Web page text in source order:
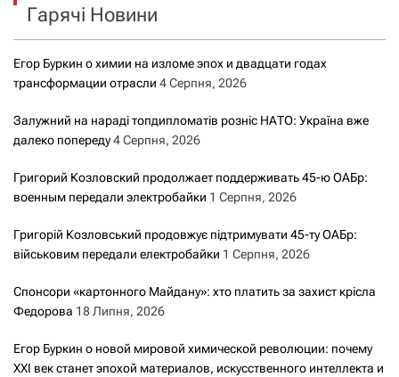
Гарячі Новини
Егор Буркин о химии на изломе эпох и двадцати годах
трансформации отрасли 4 Серпня, 2026
Залужний на нараді топдипломатів розніс НАТО: Україна вже
далеко попереду4 Серпня, 2026
Григорий Козловский продолжает поддерживать 45-ю ОАБр:
военным передали электробайки 1 Серпня, 2026
Григорій Козловський продовжує підтримувати 45-ту ОАБр:
військовим передали електробайки 1 Серпня, 2026
Спонсори «картонного Майдану»: хто платить за захист крісла
Федорова 18 Липня, 2026
Егор Буркин о новой мировой химической революции: почему
XXI век станет эпохой материалов, искусственного интеллекта и